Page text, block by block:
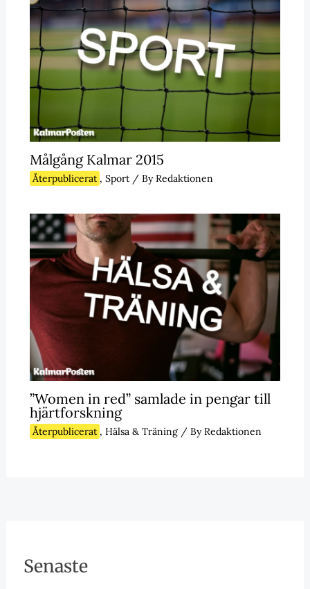
Målgång Kalmar 2015
Återpublicerat , Sport/ ByRedaktionen
”Women in red” samlade in pengar till
hjärtforskning
Återpublicerat , Hälsa & Träning/ ByRedaktionen
Senaste